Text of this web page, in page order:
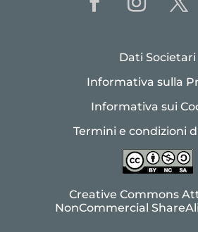
Dati Societari
Informativa sulla
Informativa sui
Termini e condizioni
Creative Commons
NonCommercial